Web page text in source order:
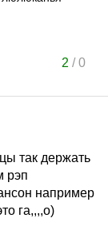
2 /0
так держать
рэп
например
га,,,,о)